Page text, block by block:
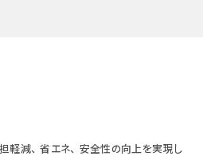
軽減、省エネ、安全性の向上を実現し